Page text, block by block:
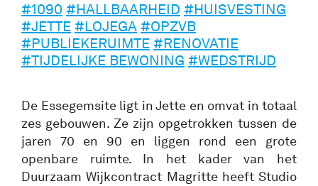
#1090 #HALLBAARHEID #HUISVESTING
#JETTE #LOJEGA #OPZVB
#PUBLIEKERUIMTE #RENOVATIE
#TIJDELIJKE BEWONING #WEDSTRIJD
De Essegemsite ligt in Jette en omvat in totaal
zes gebouwen. Ze zijn opgetrokken tussen de
jaren 70 en 90 en liggen rond een grote
openbare ruimte. In het kader van het
Duurzaam Wijkcontract Magritte heeft Studio